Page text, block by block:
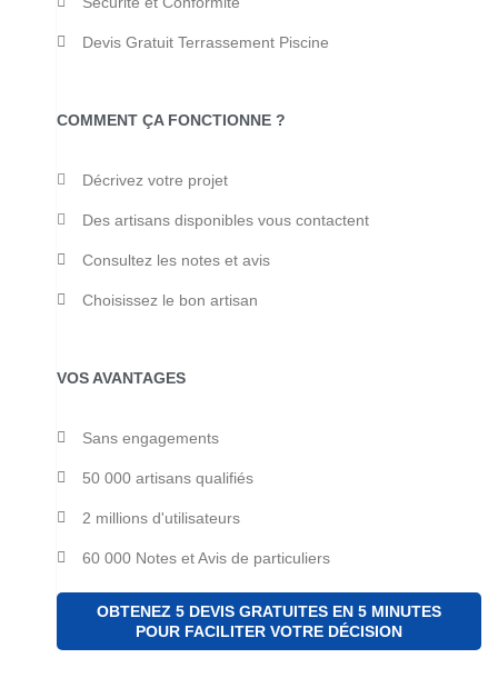
Devis Gratuit Terrassement Piscine
COMMENT ÇA FONCTIONNE ?
Décrivez votre projet
Des artisans disponibles vous contactent
Consultez les notes et avis
Choisissez le bon artisan
VOS AVANTAGES
Sans engagements
50 000 artisans qualifiés
2 millions d'utilisateurs
60 000 Notes et Avis de particuliers
OBTENEZ 5 DEVIS GRATUITES EN 5 MINUTES
POUR FACILITER VOTRE DÉCISION